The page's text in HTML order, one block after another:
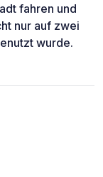
fahren und
nur auf zwei
wurde.